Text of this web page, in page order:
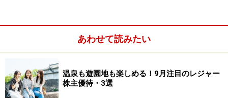
ただ、私が買う場合は、配当と優待を合わせて利回りが
4％あって、株価が安値圏にある銘柄にしていますが、
それもほぼ買い尽くしているため、最近は年初来の安値
あわせて読みたい
温泉も遊園地も楽しめる！9月注目のレジャー
株主優待・3選